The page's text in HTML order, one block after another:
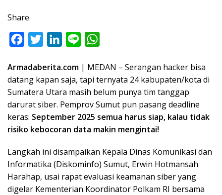
Share
c
e
b
o
o
i
t
t
e
r
n
k
e
d
I
e
a
t
s
A
p
Armadaberita.com | MEDAN – Serangan hacker bisa
datang kapan saja, tapi ternyata 24 kabupaten/kota di
Sumatera Utara masih belum punya tim tanggap
darurat siber. Pemprov Sumut pun pasang deadline
keras: September 2025 semua harus siap, kalau tidak
risiko kebocoran data makin mengintai!
Langkah ini disampaikan Kepala Dinas Komunikasi dan
Informatika (Diskominfo) Sumut, Erwin Hotmansah
Harahap, usai rapat evaluasi keamanan siber yang
digelar Kementerian Koordinator Polkam RI bersama